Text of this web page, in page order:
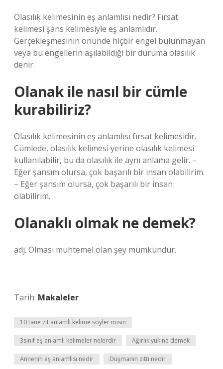
Olasılık kelimesinin eş anlamlısı nedir? Fırsat
kelimesi şans kelimesiyle eş anlamlıdır.
Gerçekleşmesinin önünde hiçbir engel bulunmayan
veya bu engellerin aşılabildiği bir duruma olasılık
denir.
Olanak ile nasıl bir cümle
kurabiliriz?
Olasılık kelimesinin eş anlamlısı fırsat kelimesidir.
Cümlede, olasılık kelimesi yerine olasılık kelimesi
kullanılabilir, bu da olasılık ile aynı anlama gelir. –
Eğer şansım olursa, çok başarılı bir insan olabilirim.
– Eğer şansım olursa, çok başarılı bir insan
olabilirim.
Olanaklı olmak ne demek?
adj. Olması muhtemel olan şey mümkündür.
Tarih: Makaleler
10 tane zıt anlamlı kelime söyler misin
3sınıf eş anlamlı kelimeler nelerdir Ağırlık yük ne demek
Annenin eş anlamlısı nedir Düşmanın zıttı nedir